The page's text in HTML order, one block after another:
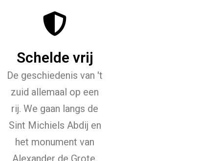
Schelde vrij
De geschiedenis van 't
zuid allemaal op een
rij. We gaan langs de
Sint Michiels Abdij en
het monument van